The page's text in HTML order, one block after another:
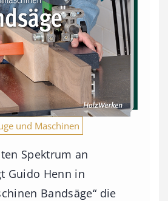
und Maschinen
Spektrum an
Guido Henn in
Bandsäge“ die